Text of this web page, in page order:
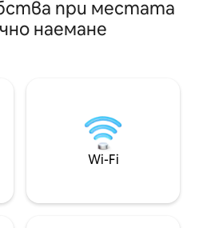
при местата
наемане
Wi-Fi